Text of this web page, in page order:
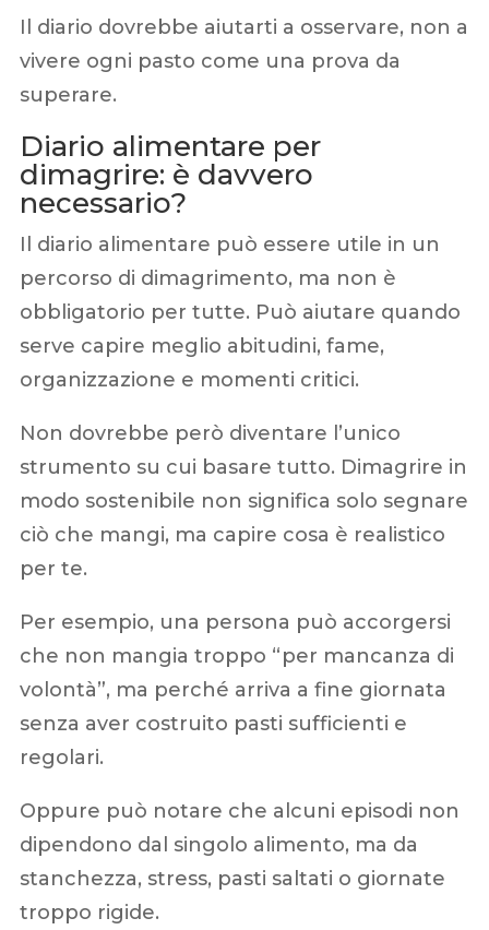
Il diario dovrebbe aiutarti a osservare, non a
vivere ogni pasto come una prova da
superare.
Diario alimentare per
dimagrire: è davvero
necessario?
Il diario alimentare può essere utile in un
percorso di dimagrimento, ma non è
obbligatorio per tutte. Può aiutare quando
serve capire meglio abitudini, fame,
organizzazione e momenti critici.
Non dovrebbe però diventare l’unico
strumento su cui basare tutto. Dimagrire in
modo sostenibile non significa solo segnare
ciò che mangi, ma capire cosa è realistico
per te.
Per esempio, una persona può accorgersi
che non mangia troppo “per mancanza di
volontà”, ma perché arriva a fine giornata
senza aver costruito pasti sufficienti e
regolari.
Oppure può notare che alcuni episodi non
dipendono dal singolo alimento, ma da
stanchezza, stress, pasti saltati o giornate
troppo rigide.